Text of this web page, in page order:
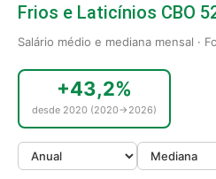
Frios e Laticínios CBO
Salário médio e mediana mensal ·
+43,2%
desde 2020 (2020→2026)